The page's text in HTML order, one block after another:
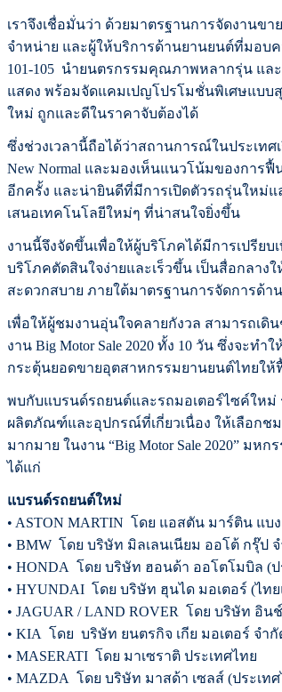
เราจึงเชื่อมั่นว่า ด้วยมาตรฐานการจัดงานข
จำหน่าย และผู้ให้บริการด้านยานยนต์ที่มอบ
101-105 นำยนตรกรรมคุณภาพหลากรุ่น แล
แสดง พร้อมจัดแคมเปญโปรโมชั่นพิเศษแบบ
ใหม่ ถูกและดีในราคาจับต้องได้
ซึ่งช่วงเวลานี้ถือได้ว่าสถานการณ์ในประเท
New Normal และมองเห็นแนวโน้มของการ
อีกครั้ง และน่ายินดีที่มีการเปิดตัวรถรุ่นให
เสนอเทคโนโลยีใหม่ๆ ที่น่าสนใจยิ่งขึ้น
งานนี้จึงจัดขึ้นเพื่อให้ผู้บริโภคได้มีการเปรีย
บริโภคตัดสินใจง่ายและเร็วขึ้น เป็นสื่อกลาง
สะดวกสบาย ภายใต้มาตรฐานการจัดการด้
เพื่อให้ผู้ชมงานอุ่นใจคลายกังวล สามารถเดิ
งาน Big Motor Sale 2020 ทั้ง 10 วัน ซึ่งจะ
กระตุ้นยอดขายอุตสาหกรรมยานยนต์ไทยให้
พบกับแบรนด์รถยนต์และรถมอเตอร์ไซค์ใหม่
ผลิตภัณฑ์และอุปกรณ์ที่เกี่ยวเนื่อง ให้เลือกช
มากมาย ในงาน “Big Motor Sale 2020” ม
ได้แก่
แบรนด์รถยนต์ใหม่
• ASTON MARTIN โดย แอสตัน มาร์ติน แบ
• BMW โดย บริษัท มิลเลนเนียม ออโต้ กรุ๊ป
• HONDA โดย บริษัท ฮอนด้า ออโตโมบิล (ป
• HYUNDAI โดย บริษัท ฮุนได มอเตอร์ (ไท
• JAGUAR / LAND ROVER โดย บริษัท อิน
• KIA โดย บริษัท ยนตรกิจ เกีย มอเตอร์ จำกั
• MASERATI โดย มาเซราติ ประเทศไทย
• MAZDA โดย บริษัท มาสด้า เซลส์ (ประเท